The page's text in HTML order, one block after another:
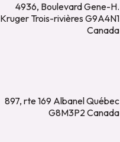
4936, Boulevard Gene-H.
Kruger Trois-rivières G9A4N1
Canada
897, rte 169 Albanel Québec
G8M3P2 Canada